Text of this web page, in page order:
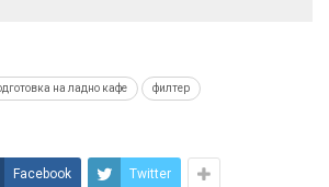
на ладно кафе филтер
Facebook Twitter